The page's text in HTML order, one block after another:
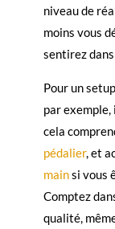
niveau de
moins vous
sentirez
Pour un
par
cela
pédalier, et
mainsi vous
Comptez
qualité,